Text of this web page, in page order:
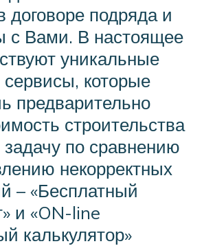
договоре подряда и
с Вами. В настоящее
уникальные
которые
предварительно
строительства
задачу по сравнению
некорректных
– «Бесплатный
и «ON-line
калькулятор»